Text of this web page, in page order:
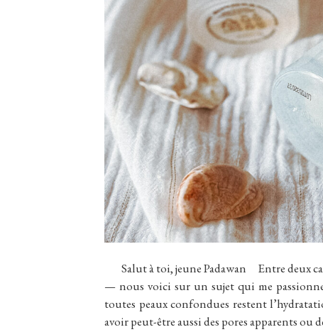
Salut à toi, jeune Padawan Entre deux
— nous voici sur un sujet qui me
toutes peaux confondues restent
avoir peut-être aussi des pores apparents ou